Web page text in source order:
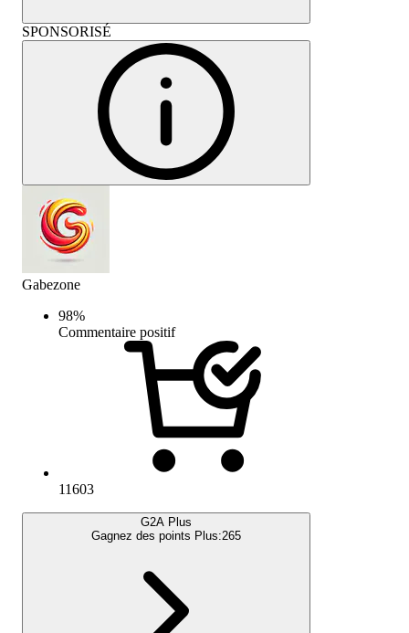
SPONSORISÉ
Gabezone
98%
Commentaire positif
11603
G2A Plus
Gagnez des points Plus:265